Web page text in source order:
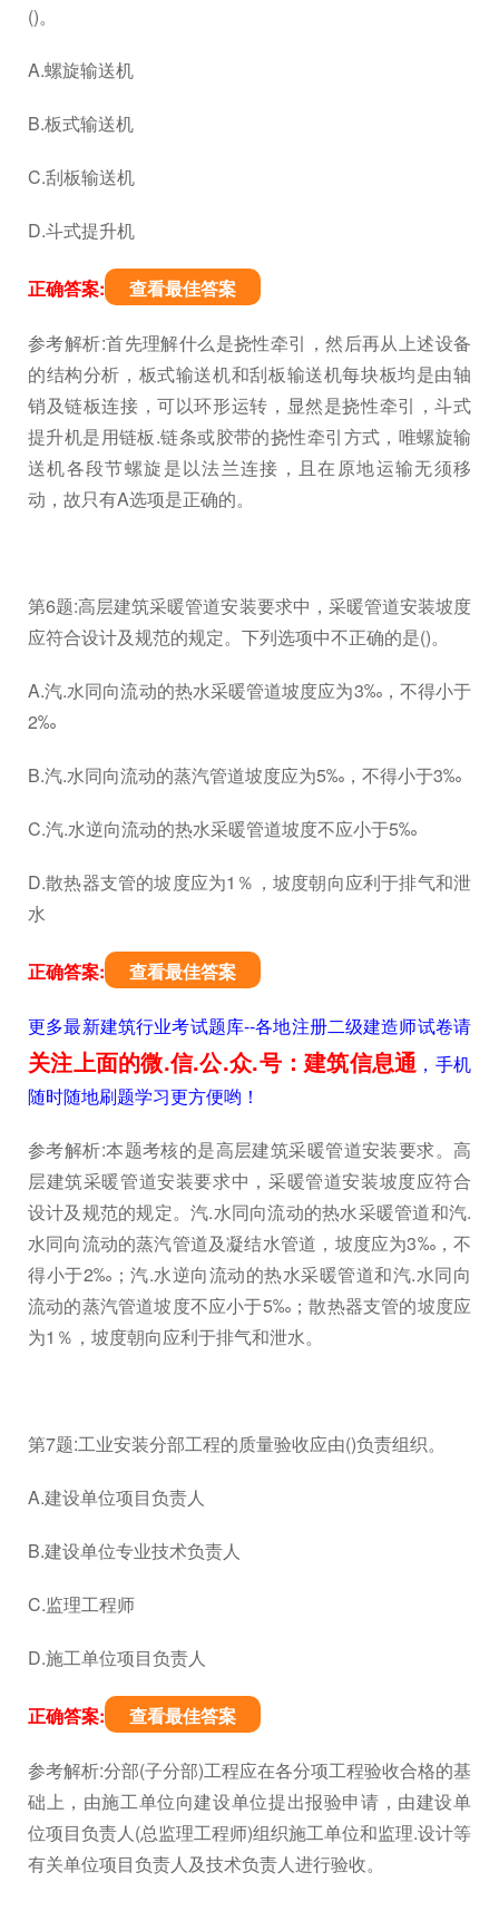
()。
A.螺旋输送机
B.板式输送机
C.刮板输送机
D.斗式提升机
正确答案: 查看最佳答案
参考解析:首先理解什么是挠性牵引，然后再从上述设备
的结构分析，板式输送机和刮板输送机每块板均是由轴
销及链板连接，可以环形运转，显然是挠性牵引，斗式
提升机是用链板.链条或胶带的挠性牵引方式，唯螺旋输
送机各段节螺旋是以法兰连接，且在原地运输无须移
动，故只有A选项是正确的。
第6题:高层建筑采暖管道安装要求中，采暖管道安装坡度
应符合设计及规范的规定。下列选项中不正确的是()。
A.汽.水同向流动的热水采暖管道坡度应为3‰，不得小于
2‰
B.汽.水同向流动的蒸汽管道坡度应为5‰，不得小于3‰
C.汽.水逆向流动的热水采暖管道坡度不应小于5‰
D.散热器支管的坡度应为1％，坡度朝向应利于排气和泄
水
正确答案: 查看最佳答案
更多最新建筑行业考试题库--各地注册二级建造师试卷请
关注上面的微.信.公.众.号：建筑信息通，手机
随时随地刷题学习更方便哟！
参考解析:本题考核的是高层建筑采暖管道安装要求。高
层建筑采暖管道安装要求中，采暖管道安装坡度应符合
设计及规范的规定。汽.水同向流动的热水采暖管道和汽.
水同向流动的蒸汽管道及凝结水管道，坡度应为3‰，不
得小于2‰；汽.水逆向流动的热水采暖管道和汽.水同向
流动的蒸汽管道坡度不应小于5‰；散热器支管的坡度应
为1％，坡度朝向应利于排气和泄水。
第7题:工业安装分部工程的质量验收应由()负责组织。
A.建设单位项目负责人
B.建设单位专业技术负责人
C.监理工程师
D.施工单位项目负责人
正确答案: 查看最佳答案
参考解析:分部(子分部)工程应在各分项工程验收合格的基
础上，由施工单位向建设单位提出报验申请，由建设单
位项目负责人(总监理工程师)组织施工单位和监理.设计等
有关单位项目负责人及技术负责人进行验收。